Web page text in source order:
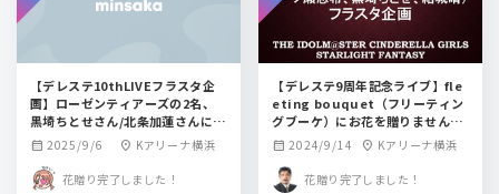
【デレステ10thLIVEフラスタ企
画】ローゼンティアーズの2名、
黒埼ちとせさん/北条加蓮さんにお
花を贈りませんか？
calendar_month 2025/9/6 location_on Kアリーナ横浜
花贈り完了しました！
【デレステ9周年記念ライブ】fle
eting bouquet（フリーティン
グブーケ）にお花を贈りません
か？【一ノ瀬志希／黒埼ちとせ／
結城晴】
calendar_month 2024/9/14 location_on Kアリーナ横浜
花贈り完了しました！